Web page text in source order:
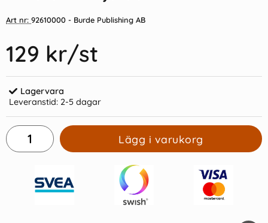
Art nr: 92610000 - Burde Publishing AB
129 kr/st
Lagervara
Leveranstid: 2-5 dagar
Lägg i varukorg